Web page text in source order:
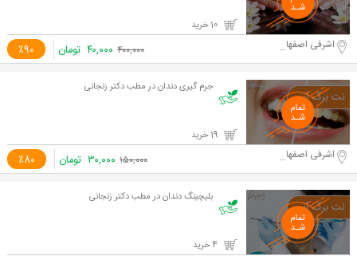
٪90 اشرفی اصفهانی -مرزداران ۴۰۰,۰۰۰ ۴۰,۰۰۰ تومان
جرم گیری دندان در مطب دکتر زنجانی
٪80 اشرفی اصفهانی -مرزداران ۱۵۰,۰۰۰ ۳۰,۰۰۰ تومان
بلیچینگ دندان در مطب دکتر زنجانی